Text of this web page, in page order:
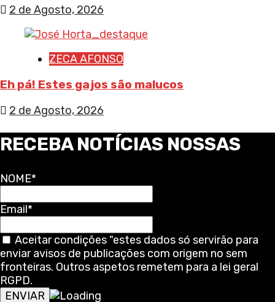
2 de Agosto, 2026
ZECA AFONSO
Eh pá! Estes gajos são malucos
2 de Agosto, 2026
RECEBA NOTÍCIAS NOSSAS
NOME*
Email*
Aceitar condições "estes dados só servirão para
enviar avisos de publicações com origem no sem
fronteiras. Outros aspetos remetem para a lei geral
RGPD.